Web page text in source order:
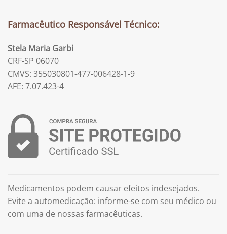
Farmacêutico Responsável Técnico:
Stela Maria Garbi
CRF-SP 06070
CMVS: 355030801-477-006428-1-9
AFE: 7.07.423-4
Medicamentos podem causar efeitos indesejados.
Evite a automedicação: informe-se com seu médico ou
com uma de nossas farmacêuticas.